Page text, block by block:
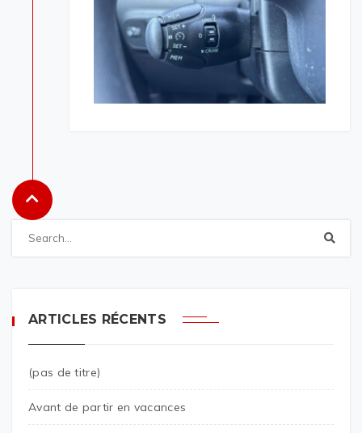
ARTICLES RÉCENTS
(pas de titre)
Avant de partir en vacances